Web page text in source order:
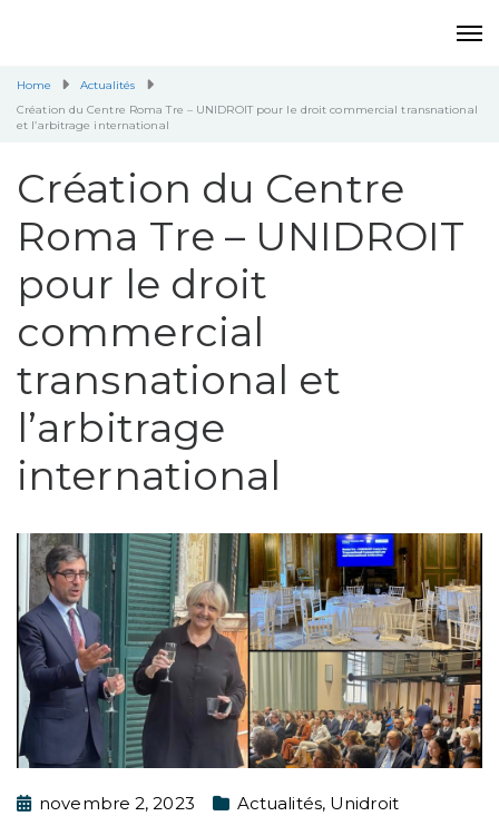
Home
Actualités
Création du Centre Roma Tre – UNIDROIT pour le droit commercial transnational
et l’arbitrage international
Création du Centre
Roma Tre – UNIDROIT
pour le droit
commercial
transnational et
l’arbitrage
international
novembre 2, 2023 Actualités, Unidroit